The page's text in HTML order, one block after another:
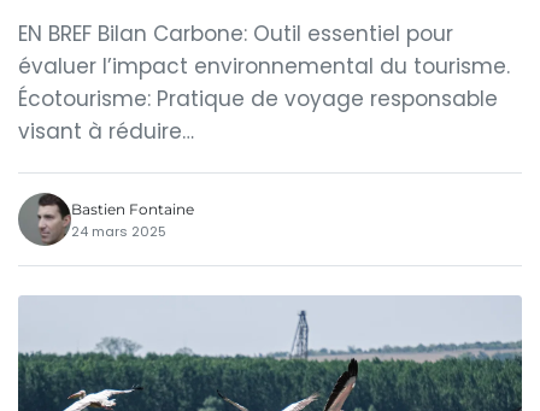
EN BREF Bilan Carbone: Outil essentiel pour
évaluer l’impact environnemental du tourisme.
Écotourisme: Pratique de voyage responsable
visant à réduire…
Bastien Fontaine
24 mars 2025